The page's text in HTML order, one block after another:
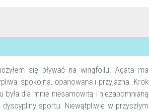
się pływać na wingfoilu. Agata ma
spokojna, opanowana i przyjazna. Krok
dla mnie niesamowitą i niezapomnianą
sportu. Niewątpliwie w przyszłym